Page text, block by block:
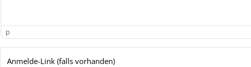
p
Anmelde-Link (falls vorhanden)